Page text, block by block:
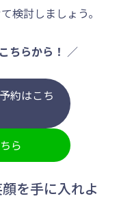
検討しましょう。
ちらから！ ／
約はこち
ら
を手に入れよ